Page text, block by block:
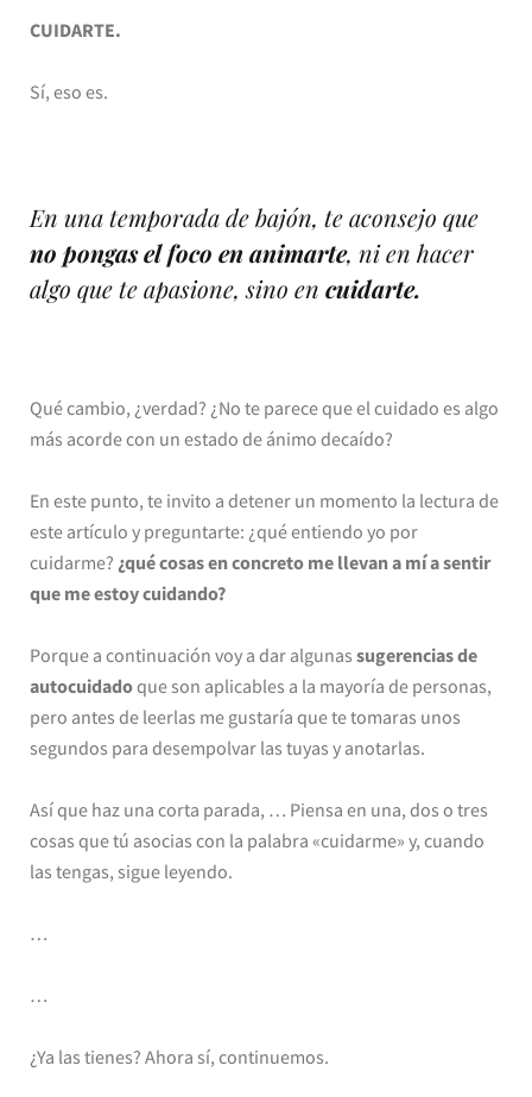
CUIDARTE.
Sí, eso es.
En una temporada de bajón, te aconsejo que
no pongas el foco en animarte, ni en hacer
algo que te apasione, sino en cuidarte.
Qué cambio, ¿verdad? ¿No te parece que el cuidado es algo
más acorde con un estado de ánimo decaído?
En este punto, te invito a detener un momento la lectura de
este artículo y preguntarte: ¿qué entiendo yo por
cuidarme? ¿qué cosas en concreto me llevan a mí a sentir
que me estoy cuidando?
Porque a continuación voy a dar algunas sugerencias de
autocuidadoque son aplicables a la mayoría de personas,
pero antes de leerlas me gustaría que te tomaras unos
segundos para desempolvar las tuyas y anotarlas.
Así que haz una corta parada, … Piensa en una, dos o tres
cosas que tú asocias con la palabra «cuidarme» y, cuando
las tengas, sigue leyendo.
…
…
¿Ya las tienes? Ahora sí, continuemos.